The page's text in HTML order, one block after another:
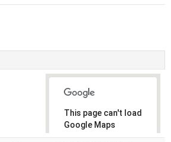
This page can't load
Google Maps
correctly.